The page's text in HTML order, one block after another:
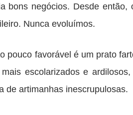
bons negócios. Desde então,
Nunca evoluímos.
pouco favorável é um prato
escolarizados e
de artimanhas inescrupulosas.